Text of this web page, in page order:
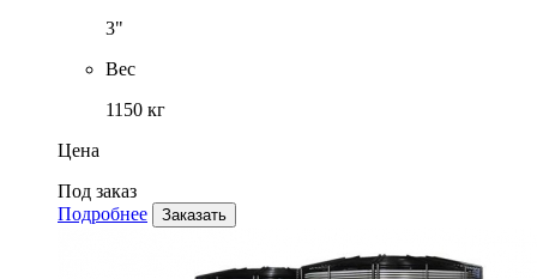
3"
Вес
1150 кг
Цена
Под заказ
Подробнее
Заказать